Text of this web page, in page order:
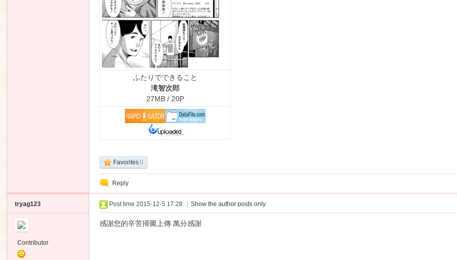
ふたりでできること
滝智次郎
27MB / 20P
Favorites0
Reply
tryag123
Contributor
Post time 2015-12-5 17:28 Show the author posts only
感謝您的辛苦掃圖上傳 萬分感謝